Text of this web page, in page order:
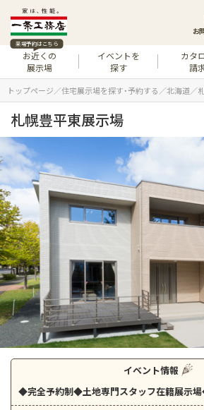
来場予約はこちら
お近くの
展示場
イベントを
探す
カタ
請
お
トップページ 住宅展示場を探す・予約する 北海道
札幌豊平東展示場
イベント情報
◆完全予約制◆土地専門スタッフ在籍展示